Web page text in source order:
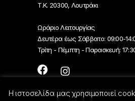
Τ.Κ. 20300, Λουτράκι
Ωράριο Λειτουργίας
Δευτέρα έως Σάββατο: 09:00-
Τρίτη - Πέμπτη - Παρασκευή:
Η ιστοσελίδα μας χρησιμοποιεί